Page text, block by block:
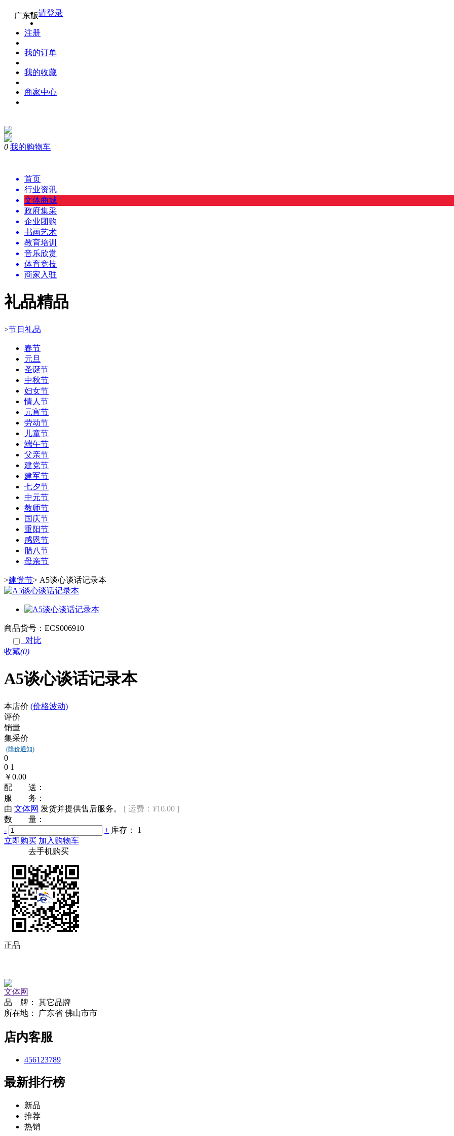
广东版请登录
注册
我的订单
我的收藏
商家中心
0 我的购物车
首页
行业资讯
文体商城
政府集采
企业团购
书画艺术
教育培训
音乐欣赏
体育竞技
商家入驻
礼品精品
>节日礼品
春节
元旦
圣诞节
中秋节
妇女节
情人节
元宵节
劳动节
儿童节
端午节
父亲节
建党节
建军节
七夕节
中元节
教师节
国庆节
重阳节
感恩节
腊八节
母亲节
>建党节> A5谈心谈话记录本
商品货号：ECS006910
对比
收藏(0)
A5谈心谈话记录本
本店价 (价格波动)
评价
销量
集采价
(降价通知)
0
0 1
￥0.00
配 送：
服 务：
由 文体网 发货并提供售后服务。 [ 运费： ¥10.00 ]
数 量：
-
+ 库存：
1
立即购买 加入购物车
去手机购买
正品
文体网
品 牌：
其它品牌
所在地：
广东省 佛山市市
店内客服
456123789
最新排行榜
新品
推荐
热销